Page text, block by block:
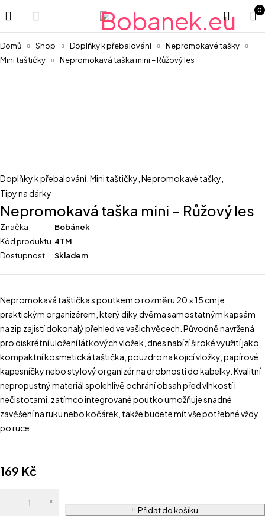
0
Domů Shop Doplňky k přebalování
Nepromokavé tašky
Mini taštičky
Nepromokavá taška mini – Růžový les
Doplňky k přebalování, Mini taštičky Nepromokavé tašky
Tipy na dárky
Nepromokavá taška mini – Růžový les
Značka
Bobánek
Kód produktu 4TM
Dostupnost
Skladem
Nepromokavá taštička s poutkem o rozměru 20 × 15 cm je
praktickým organizérem, který díky dvěma samostatným kapsám
na zip zajistí dokonalý přehled ve vašich věcech. Původně navržená
pro diskrétní uložení látkových vložek, dnes nabízí široké využití jako
kompaktní kosmetická taštička, pouzdro na kojicí vložky, papírové
kapesníčky nebo stylový organizér na drobnosti do kabelky. Kvalitní
nepropustný materiál spolehlivě ochrání obsah před vlhkostí i
nečistotami, zatímco integrované poutko umožňuje snadné
zavěšení na ruku nebo kočárek, takže budete mít vše potřebné vždy
po ruce.
169 Kč
Přidat do košíku